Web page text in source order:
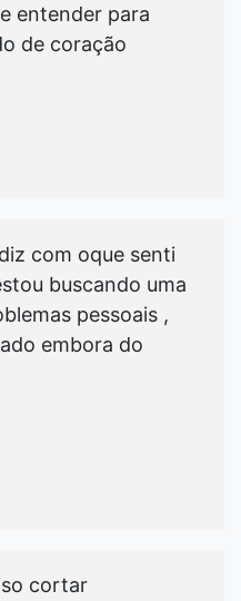
entender para
de coração
com oque senti
buscando uma
pessoais ,
embora do
cortar